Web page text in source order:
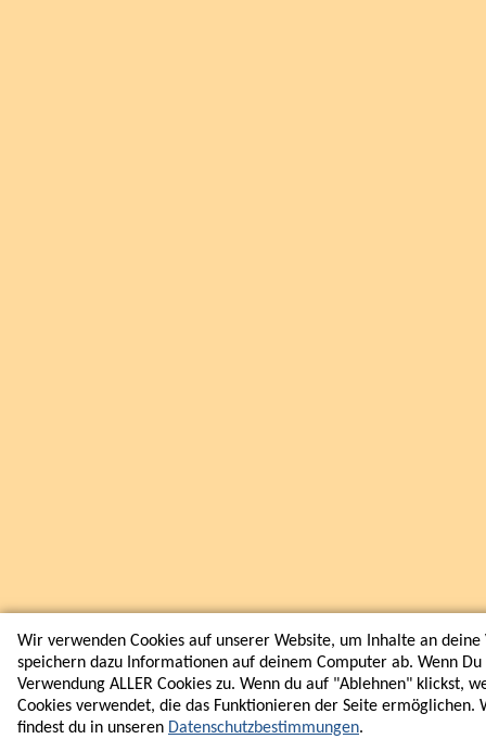
Wir verwenden Cookies auf unserer Website, um Inhalte an deine
speichern dazu Informationen auf deinem Computer ab. Wenn
Verwendung ALLER Cookies zu. Wenn du auf "Ablehnen" klickst,
Cookies verwendet, die das Funktionieren der Seite
findest du in unseren Datenschutzbestimmungen.